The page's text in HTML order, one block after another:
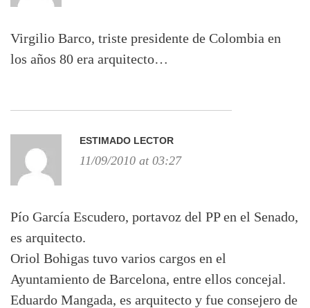
Virgilio Barco, triste presidente de Colombia en
los años 80 era arquitecto…
ESTIMADO LECTOR
11/09/2010 at 03:27
Pío García Escudero, portavoz del PP en el Senado,
es arquitecto.
Oriol Bohigas tuvo varios cargos en el
Ayuntamiento de Barcelona, entre ellos concejal.
Eduardo Mangada, es arquitecto y fue consejero de